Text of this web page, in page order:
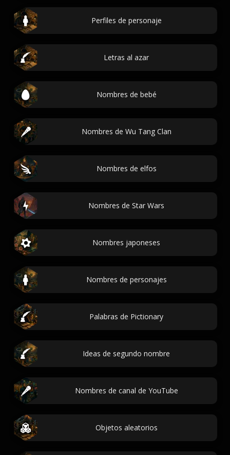
Perfiles de personaje
Letras al azar
Nombres de bebé
Nombres de Wu Tang Clan
Nombres de elfos
Nombres de Star Wars
Nombres japoneses
Nombres de personajes
Palabras de Pictionary
Ideas de segundo nombre
Nombres de canal de YouTube
Objetos aleatorios